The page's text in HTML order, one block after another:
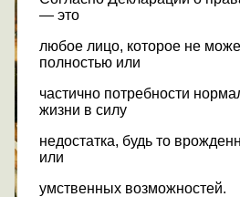
— это
любое лицо, которое не
полностью или
частично потребности
жизни в силу
недостатка, будь то
или
умственных возможностей.